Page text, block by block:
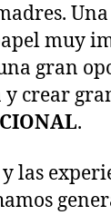
muy
gran
y crear
.
las